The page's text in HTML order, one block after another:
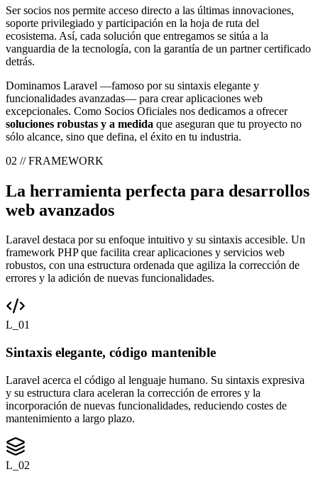
Ser socios nos permite acceso directo a las últimas innovaciones,
soporte privilegiado y participación en la hoja de ruta del
ecosistema. Así, cada solución que entregamos se sitúa a la
vanguardia de la tecnología, con la garantía de un partner certificado
detrás.
Dominamos Laravel —famoso por su sintaxis elegante y
funcionalidades avanzadas— para crear aplicaciones web
excepcionales. Como Socios Oficiales nos dedicamos a ofrecer
soluciones robustas y a medida que aseguran que tu proyecto no
sólo alcance, sino que defina, el éxito en tu industria.
02 // FRAMEWORK
La herramienta perfecta para desarrollos
web avanzados
Laravel destaca por su enfoque intuitivo y su sintaxis accesible. Un
framework PHP que facilita crear aplicaciones y servicios web
robustos, con una estructura ordenada que agiliza la corrección de
errores y la adición de nuevas funcionalidades.
L_01
Sintaxis elegante, código mantenible
Laravel acerca el código al lenguaje humano. Su sintaxis expresiva
y su estructura clara aceleran la corrección de errores y la
incorporación de nuevas funcionalidades, reduciendo costes de
mantenimiento a largo plazo.
L_02